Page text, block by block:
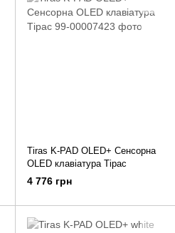
Tiras K-PAD OLED+ Сенсорна
OLED клавіатура Тірас
4 776 грн